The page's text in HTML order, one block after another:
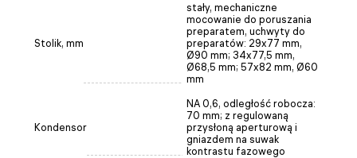
Stolik, mm
stały, mechaniczne
mocowanie do poruszania
preparatem, uchwyty do
preparatów: 29x77 mm,
Ø90 mm; 34x77,5 mm,
Ø68,5 mm; 57x82 mm, Ø60
mm
Kondensor
NA 0,6, odległość robocza:
70 mm; z regulowaną
przysłoną aperturową i
gniazdem na suwak
kontrastu fazowego